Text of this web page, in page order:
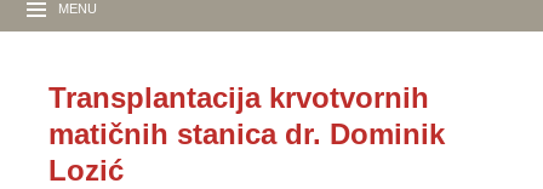
MENU
Transplantacija krvotvornih
matičnih stanica dr. Dominik
Lozić